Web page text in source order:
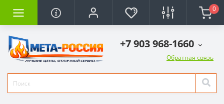
0
+7 903 968-1660
Обратная связь